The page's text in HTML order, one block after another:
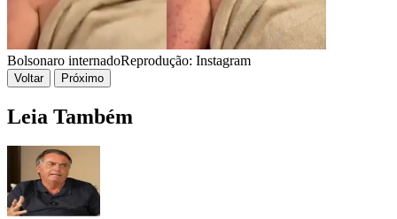
Bolsonaro internadoReprodução: Instagram
Voltar Próximo
Leia Também